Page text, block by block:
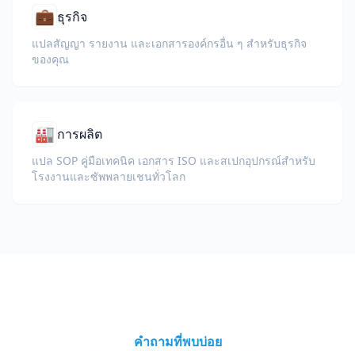
💼 ธุรกิจ
แปลสัญญา รายงาน และเอกสารองค์กรอื่น ๆ สำหรับธุรกิจ
ของคุณ
🏭 การผลิต
แปล SOP คู่มือเทคนิค เอกสาร ISO และสเปกอุปกรณ์สำหรับ
โรงงานและซัพพลายเชนทั่วโลก
คำถามที่พบบ่อย